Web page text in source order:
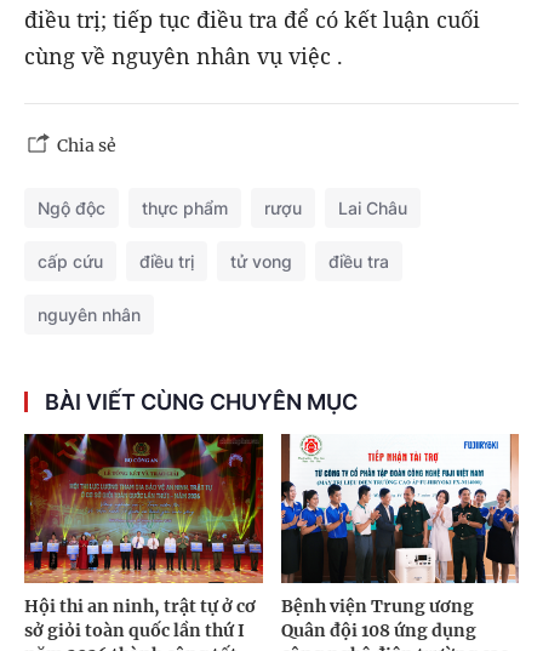
điều trị; tiếp tục điều tra để có kết luận cuối
cùng về nguyên nhân vụ việc .
Chia sẻ
Ngộ độc thực phẩm rượu Lai Châu
cấp cứu điều trị tử vong điều tra
nguyên nhân
BÀI VIẾT CÙNG CHUYÊN MỤC
Hội thi an ninh, trật tự ở cơ
sở giỏi toàn quốc lần thứ I
Bệnh viện Trung ương
Quân đội 108 ứng dụng